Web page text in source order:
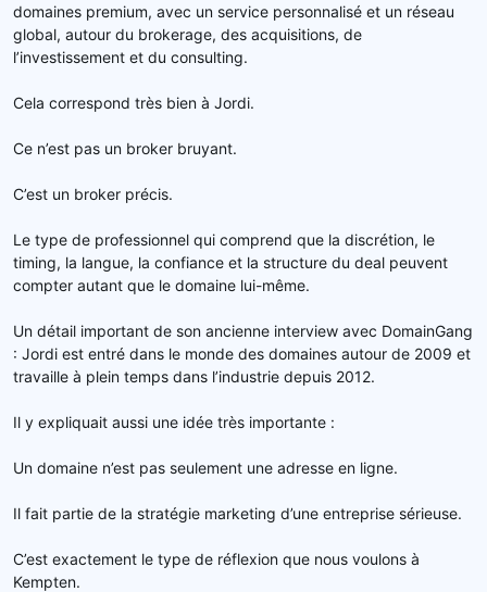
domaines premium, avec un service personnalisé et un réseau
global, autour du brokerage, des acquisitions, de
l’investissement et du consulting.
Cela correspond très bien à Jordi.
Ce n’est pas un broker bruyant.
C’est un broker précis.
Le type de professionnel qui comprend que la discrétion, le
timing, la langue, la confiance et la structure du deal peuvent
compter autant que le domaine lui-même.
Un détail important de son ancienne interview avec DomainGang
: Jordi est entré dans le monde des domaines autour de 2009 et
travaille à plein temps dans l’industrie depuis 2012.
Il y expliquait aussi une idée très importante :
Un domaine n’est pas seulement une adresse en ligne.
Il fait partie de la stratégie marketing d’une entreprise sérieuse.
C’est exactement le type de réflexion que nous voulons à
Kempten.